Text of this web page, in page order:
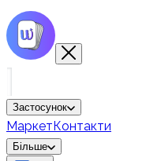
Застосунок
МаркетКонтакти
Більше